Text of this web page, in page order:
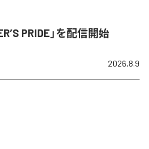
PRIDE」を配信開始
2026.8.9